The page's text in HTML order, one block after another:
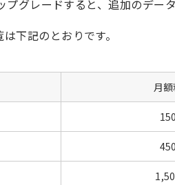
グレードすると、追加のデー
下記のとおりです。
月